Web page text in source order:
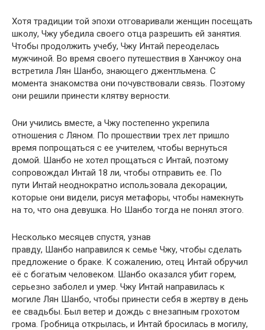
Хотя традиции той эпохи отговаривали женщин посещать
школу, Чжу убедила своего отца разрешить ей занятия.
Чтобы продолжить учебу, Чжу Интай переоделась
мужчиной. Во время своего путешествия в Ханчжоу она
встретила Лян Шанбо, знающего джентльмена. С
момента знакомства они почувствовали связь. Поэтому
они решили принести клятву верности.
Они учились вместе, а Чжу постепенно укрепила
отношения с Ляном. По прошествии трех лет пришло
время попрощаться с ее учителем, чтобы вернуться
домой. Шанбо не хотел прощаться с Интай, поэтому
сопровождал Интай 18 ли, чтобы отправить ее. По
пути Интай неоднократно использовала декорации,
которые они видели, рисуя метафоры, чтобы намекнуть
на то, что она девушка. Но Шанбо тогда не понял этого.
Несколько месяцев спустя, узнав
правду, Шанбо направился к семье Чжу, чтобы сделать
предложение о браке. К сожалению, отец Интай обручил
её с богатым человеком. Шанбо оказался убит горем,
серьезно заболел и умер. Чжу Интай направилась к
могиле Лян Шанбо, чтобы принести себя в жертву в день
ее свадьбы. Был ветер и дождь с внезапным грохотом
грома. Гробница открылась, и Интай бросилась в могилу,